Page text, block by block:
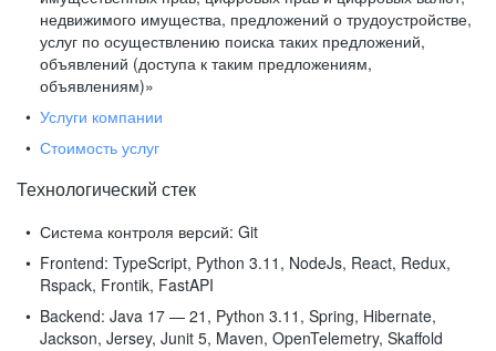
недвижимого имущества, предложений о трудоустройстве,
услуг по осуществлению поиска таких предложений,
объявлений (доступа к таким предложениям,
объявлениям)»
Услуги компании
Стоимость услуг
Технологический стек
Система контроля версий: Git
Frontend: TypeScript, Python 3.11, NodeJs, React, Redux,
Rspack, Frontik, FastAPI
Backend: Java 17 — 21, Python 3.11, Spring, Hibernate,
Jackson, Jersey, Junit 5, Maven, OpenTelemetry, Skaffold